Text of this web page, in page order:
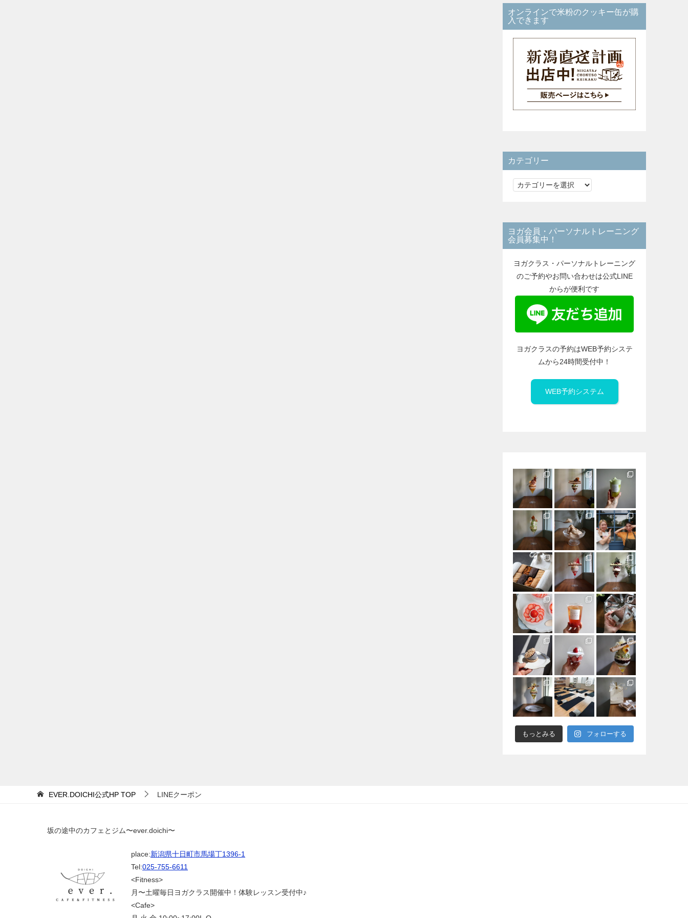
オンラインで米粉のクッキー缶が購
入できます
カテゴリー
カ
リ
ー
ヨガ会員・パーソナルトレーニング
会員募集中！
ヨガクラス・パーソナルトレーニング
のご予約やお問い合わせは公式LINE
からが便利です
ヨガクラスの予約はWEB予約システ
ムから24時間受付中！
WEB予約システム
もっとみる フォローする
EVER.DOICHI公式HP TOP LINEクーポン
坂の途中のカフェとジム〜ever.doichi〜
place:新潟県十日町市馬場丁1396-1
Tel:025-755-6611
<Fitness>
月〜土曜毎日ヨガクラス開催中！体験レッスン受付中♪
<Cafe>